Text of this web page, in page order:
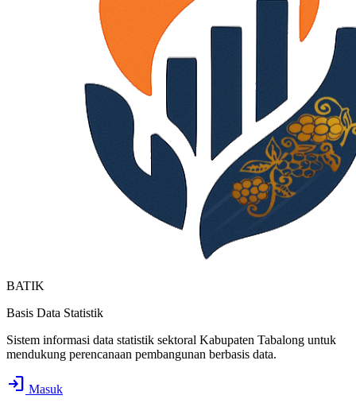
BATIK
Basis Data Statistik
Sistem informasi data statistik sektoral Kabupaten Tabalong untuk
mendukung perencanaan pembangunan berbasis data.
login Masuk